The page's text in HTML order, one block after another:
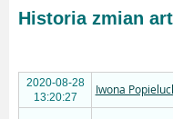
Historia zmian
2020-08-28
13:20:27
Iwona